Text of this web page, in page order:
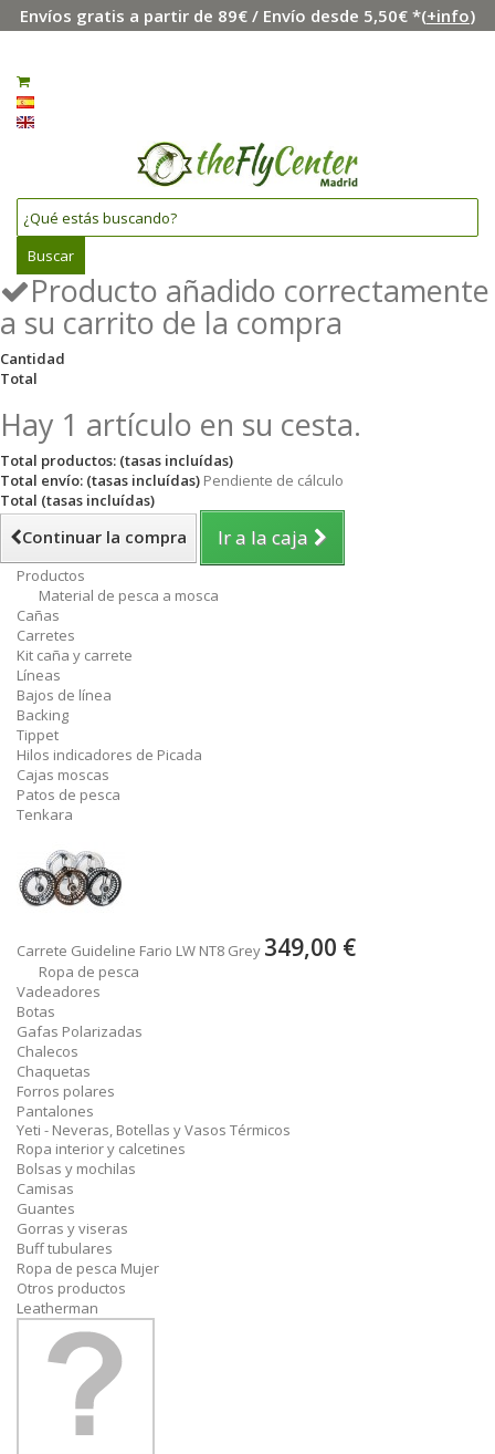
Envíos gratis a partir de 89€ / Envío desde 5,50€ *(+info)
Buscar
Producto añadido correctamente
a su carrito de la compra
Cantidad
Total
Hay 1 artículo en su cesta.
Total productos: (tasas incluídas)
Total envío: (tasas incluídas) Pendiente de cálculo
Total (tasas incluídas)
Continuar la compra Ir a la caja
Productos
Material de pesca a mosca
Cañas
Carretes
Kit caña y carrete
Líneas
Bajos de línea
Backing
Tippet
Hilos indicadores de Picada
Cajas moscas
Patos de pesca
Tenkara
Carrete Guideline Fario LW NT8 Grey 349,00 €
Ropa de pesca
Vadeadores
Botas
Gafas Polarizadas
Chalecos
Chaquetas
Forros polares
Pantalones
Yeti - Neveras, Botellas y Vasos Térmicos
Ropa interior y calcetines
Bolsas y mochilas
Camisas
Guantes
Gorras y viseras
Buff tubulares
Ropa de pesca Mujer
Otros productos
Leatherman